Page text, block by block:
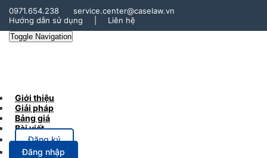
0971.654.238
service.center@caselaw.vn
Hướng dẫn sử dụng
Liên hệ
Toggle Navigation
Giới thiệu
Giải pháp
Bảng giá
Bài viết
Đăng ký
Đăng nhập